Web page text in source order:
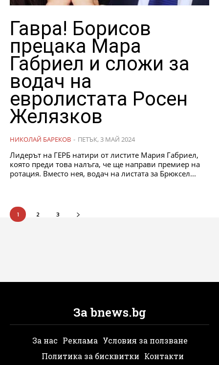
Гавра! Борисов
прецака Мара
Габриел и сложи за
водач на
евролистата Росен
Желязков
НИКОЛАЙ БАРЕКОВ - ПЕТЪК, 3 МАЙ 2024
Лидерът на ГЕРБ натири от листите Мария Габриел,
която преди това налъга, че ще направи премиер на
ротация. Вместо нея, водач на листата за Брюксел...
1 2 3
За bnews.bg
За нас Реклама Условия за ползване
Политика за бисквитки Контакти